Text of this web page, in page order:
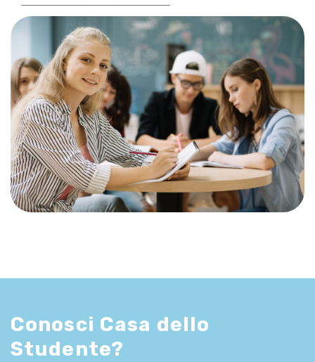
Conosci Casa dello
Studente?